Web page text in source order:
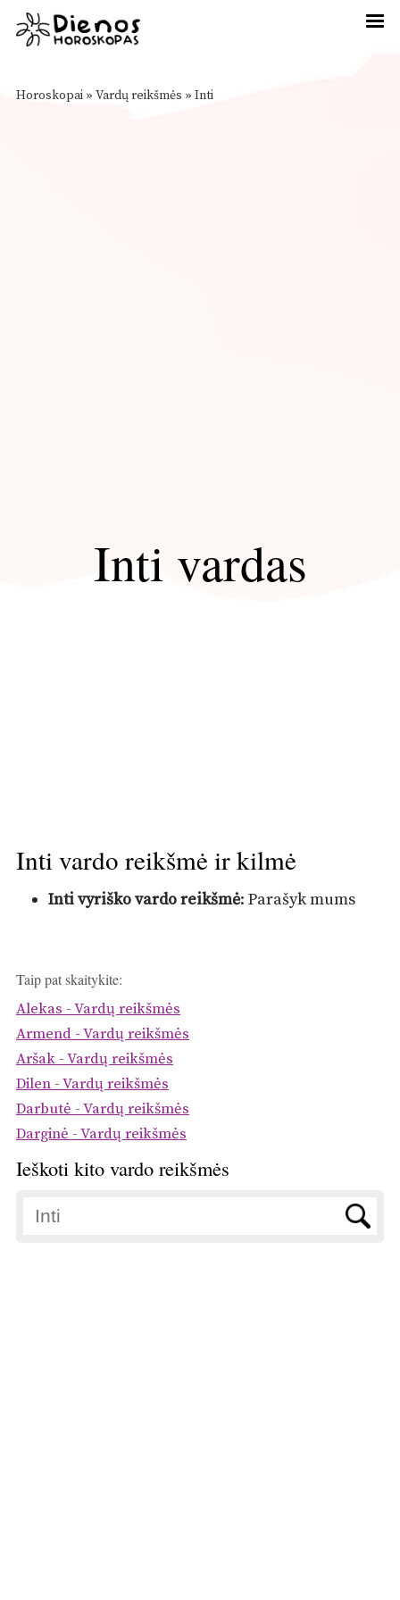
Horoskopai » Vardų reikšmės » Inti
Inti vardas
Inti vardo reikšmė ir kilmė
Inti vyriško vardo reikšmė: Parašyk mums
Taip pat skaitykite:
Alekas - Vardų reikšmės
Armend - Vardų reikšmės
Aršak - Vardų reikšmės
Dilen - Vardų reikšmės
Darbutė - Vardų reikšmės
Darginė - Vardų reikšmės
Ieškoti kito vardo reikšmės